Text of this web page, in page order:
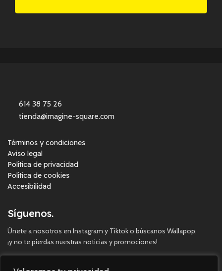
614 38 75 26
tienda@imagine-square.com
Términos y condiciones
Aviso legal
Política de privacidad
Política de cookies
Accesibilidad
Síguenos.
Únete a nosotros en Instagram y Tiktok o búscanos Wallapop,
¡y no te pierdas nuestras noticias y promociones!